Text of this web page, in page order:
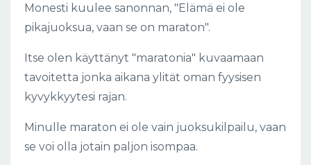
Monesti kuulee sanonnan, "Elämä ei ole
pikajuoksua, vaan se on maraton".
Itse olen käyttänyt "maratonia" kuvaamaan
tavoitetta jonka aikana ylität oman fyysisen
kyvykkyytesi rajan.
Minulle maraton ei ole vain juoksukilpailu, vaan
se voi olla jotain paljon isompaa.